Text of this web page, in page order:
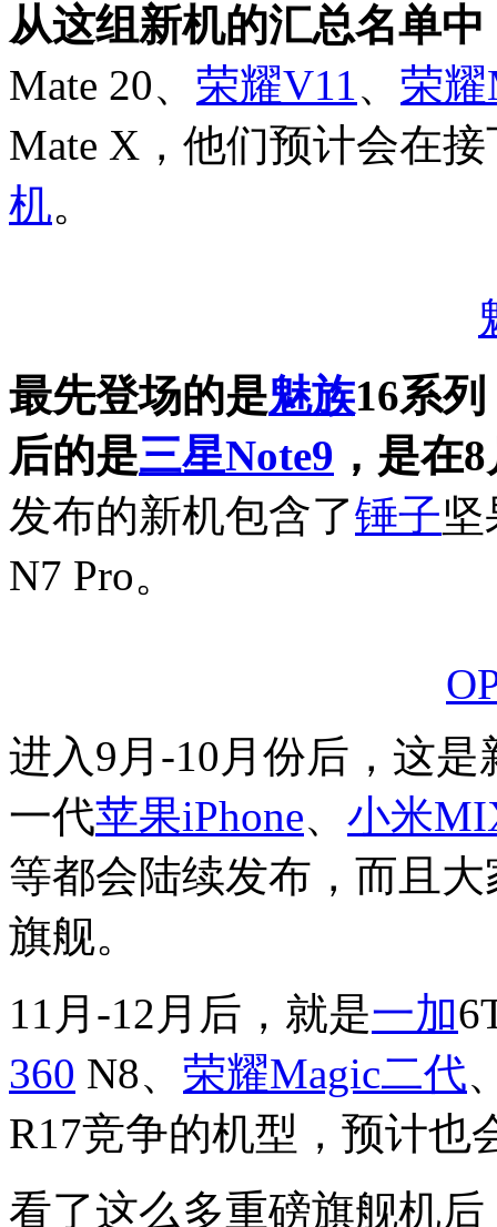
从这组新机的汇总名单中
Mate 20、 荣耀V11、 荣耀
Mate X，他们预计会在
机。
最先登场的是魅族16系
后的是三星Note9 ，是在
发布的新机包含了锤子坚
N7 Pro。
进入9月-10月份后，这
一代苹果iPhone、 小米
等都会陆续发布，而且
旗舰。
11月-12月后，就是一加
360 N8、 荣耀Magic二代
R17竞争的机型，预计也
看了这么多重磅旗舰机